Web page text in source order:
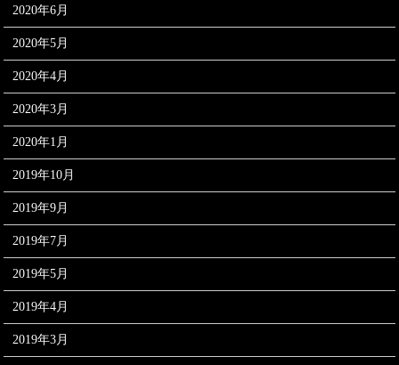
2020年6月
2020年5月
2020年4月
2020年3月
2020年1月
2019年10月
2019年9月
2019年7月
2019年5月
2019年4月
2019年3月